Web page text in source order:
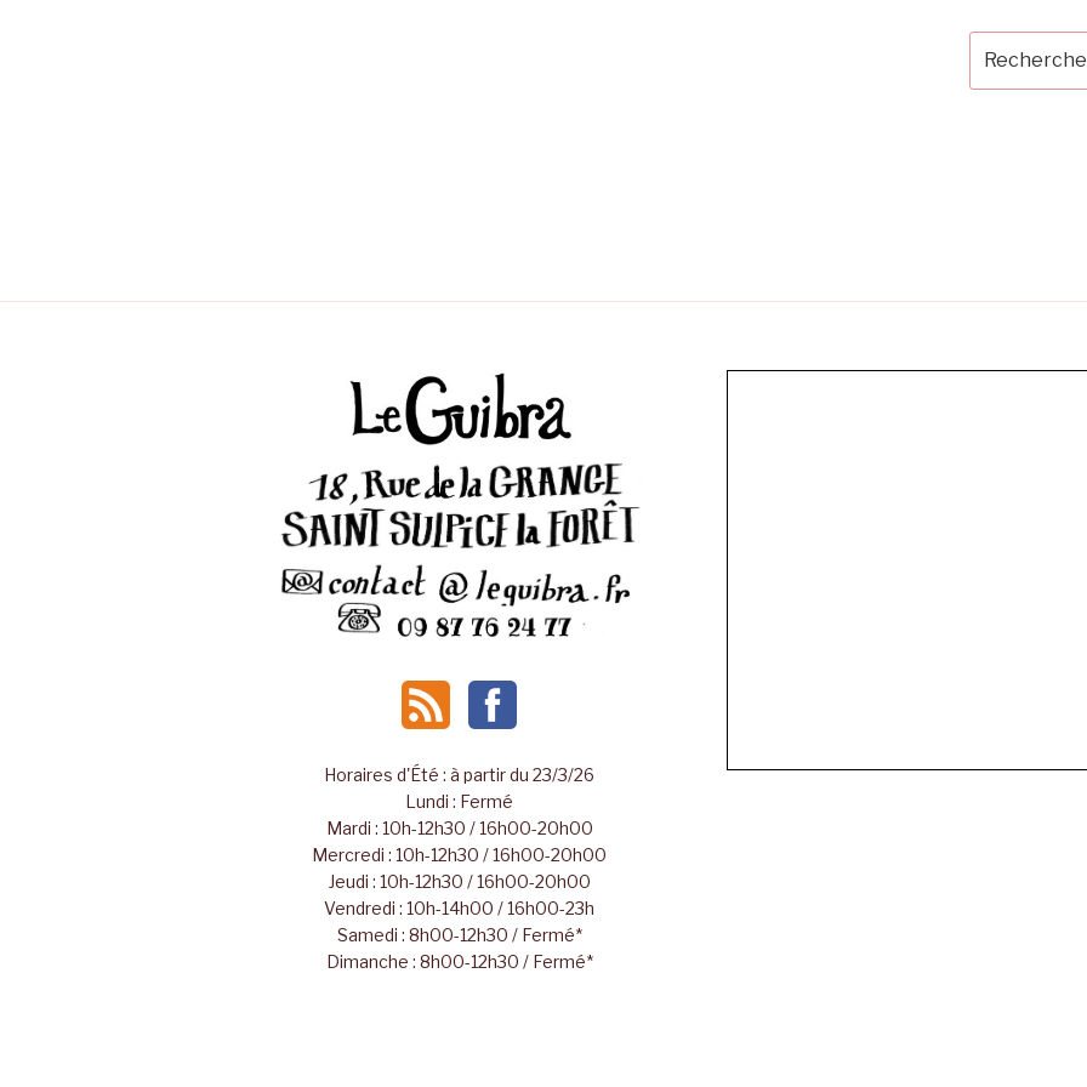
pour
:
Horaires d'Été : à partir du 23/3/26
Lundi : Fermé
Mardi : 10h-12h30 / 16h00-20h00
Mercredi : 10h-12h30 / 16h00-20h00
Jeudi : 10h-12h30 / 16h00-20h00
Vendredi : 10h-14h00 / 16h00-23h
Samedi : 8h00-12h30 / Fermé*
Dimanche : 8h00-12h30 / Fermé*